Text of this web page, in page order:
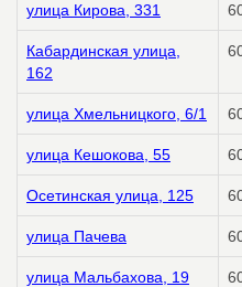
улица Кирова, 331
Кабардинская улица,
162
улица Хмельницкого, 6/1
улица Кешокова, 55
Осетинская улица, 125
улица Пачева
улица Мальбахова, 19